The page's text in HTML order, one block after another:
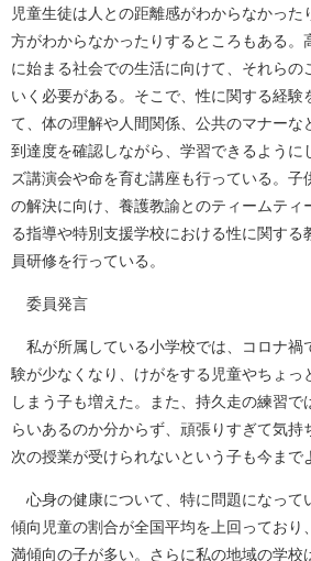
児童生徒は人との距離感がわからなかった
方がわからなかったりするところもある。
に始まる社会での生活に向けて、それらの
いく必要がある。そこで、性に関する経験
て、体の理解や人間関係、公共のマナーな
到達度を確認しながら、学習できるように
ズ講演会や命を育む講座も行っている。子
の解決に向け、養護教諭とのティームティ
る指導や特別支援学校における性に関する
員研修を行っている。
委員発言
私が所属している小学校では、コロナ禍
験が少なくなり、けがをする児童やちょっ
しまう子も増えた。また、持久走の練習
らいあるのか分からず、頑張りすぎて気持
次の授業が受けられないという子も今まで
心身の健康について、特に問題になって
傾向児童の割合が全国平均を上回っており
満傾向の子が多い。さらに私の地域の学校